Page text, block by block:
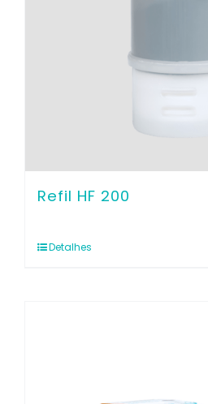
Refil HF 200
Detalhes